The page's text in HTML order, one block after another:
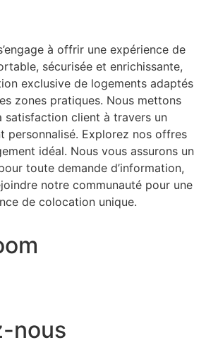
à offrir une expérience de
sécurisée et enrichissante,
exclusive de logements adaptés
zones pratiques. Nous mettons
satisfaction client à travers un
personnalisé. Explorez nos offres
idéal. Nous vous assurons un
toute demande d’information,
notre communauté pour une
de colocation unique.
nous